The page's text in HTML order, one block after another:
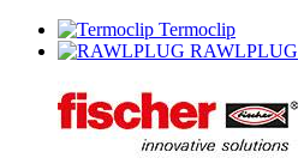
Termoclip
RAWLPLUG